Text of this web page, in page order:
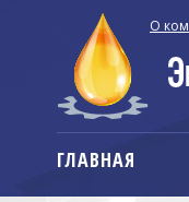
О
ГЛАВНАЯ